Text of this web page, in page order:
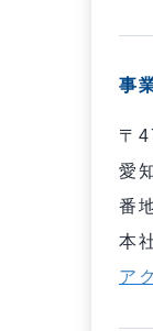
事
〒
愛
番
本
ア